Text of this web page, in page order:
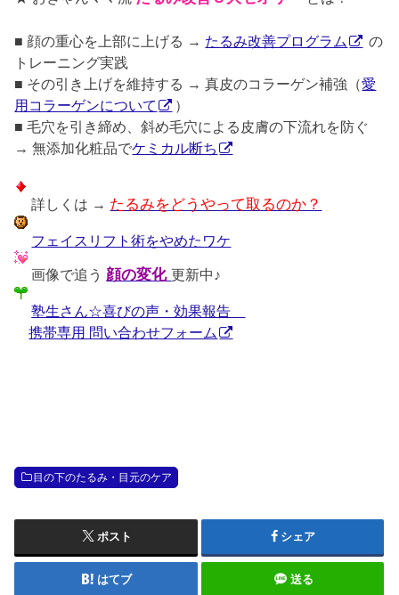
■ 顔の重心を上部に上げる → たるみ改善プログラム
の
トレーニング実践
■ その引き上げを維持する → 真皮のコラーゲン補強（愛
用コラーゲンについて
）
■ 毛穴を引き締め、斜め毛穴による皮膚の下流れを防ぐ
→ 無添加化粧品でケミカル断ち
詳しくは → たるみをどうやって取るのか？
フェイスリフト術をやめたワケ
画像で追う 顔の変化更新中♪
塾生さん☆喜びの声・効果報告
携帯専用 問い合わせフォーム
目の下のたるみ・目元のケア
ポスト シェア
はてブ 送る